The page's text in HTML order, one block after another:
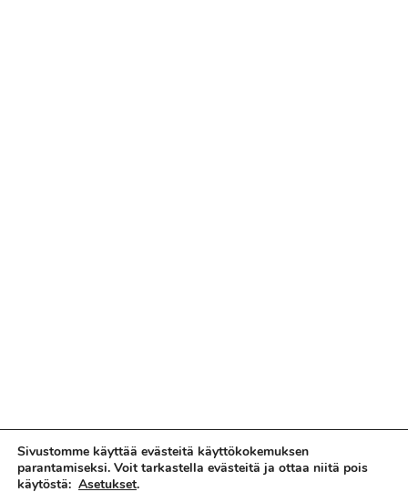
Sivustomme käyttää evästeitä käyttökokemuksen
parantamiseksi. Voit tarkastella evästeitä ja ottaa niitä pois
käytöstä: Asetukset.